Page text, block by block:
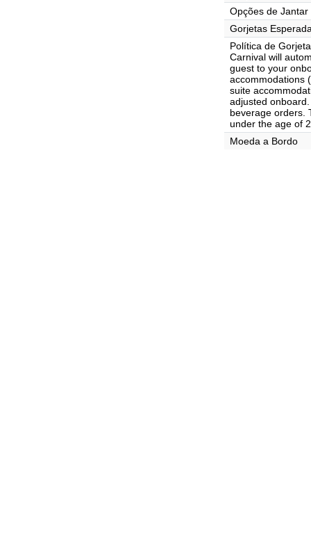
Opções de Jantar
Gorjetas
Política de
Carnival will
guest to your
accommodations
suite
adjusted
beverage orders.
under the age of
Moeda a Bordo